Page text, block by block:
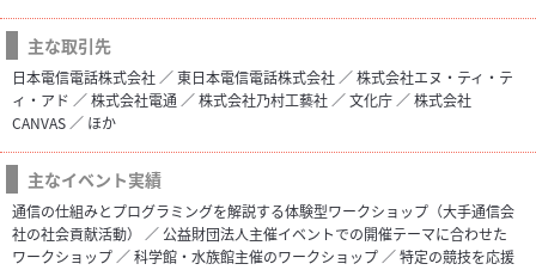
主な取引先
日本電信電話株式会社 ／ 東日本電信電話株式会社 ／ 株式会社エヌ・ティ・テ
ィ・アド ／ 株式会社電通 ／ 株式会社乃村工藝社 ／ 文化庁 ／ 株式会社
CANVAS ／ ほか
主なイベント実績
通信の仕組みとプログラミングを解説する体験型ワークショップ（大手通信会
社の社会貢献活動） ／ 公益財団法人主催イベントでの開催テーマに合わせた
ワークショップ ／ 科学館・水族館主催のワークショップ ／ 特定の競技を応援